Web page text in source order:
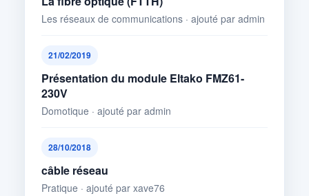
Les réseaux de communications · ajouté par admin
21/02/2019
Présentation du module Eltako FMZ61-
230V
Domotique · ajouté par admin
28/10/2018
câble réseau
Pratique · ajouté par xave76